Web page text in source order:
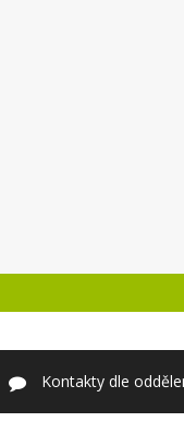
Kontakty dle